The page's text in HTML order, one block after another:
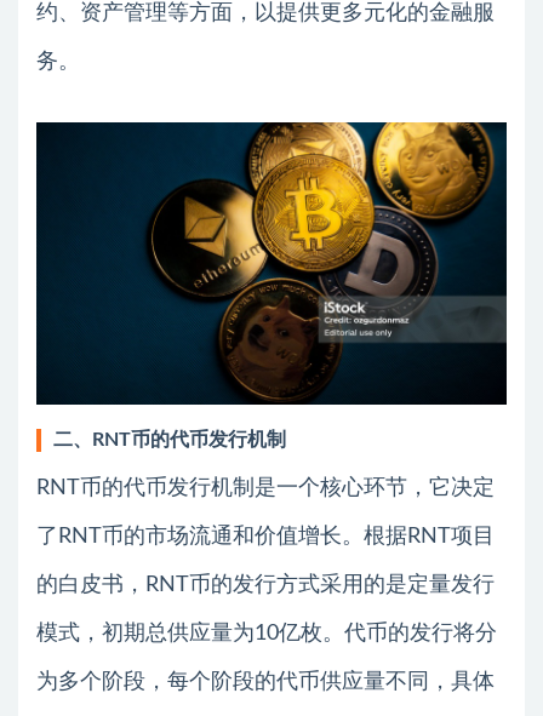
约、资产管理等方面，以提供更多元化的金融服
务。
二、RNT币的代币发行机制
RNT币的代币发行机制是一个核心环节，它决定
了RNT币的市场流通和价值增长。根据RNT项目
的白皮书，RNT币的发行方式采用的是定量发行
模式，初期总供应量为10亿枚。代币的发行将分
为多个阶段，每个阶段的代币供应量不同，具体